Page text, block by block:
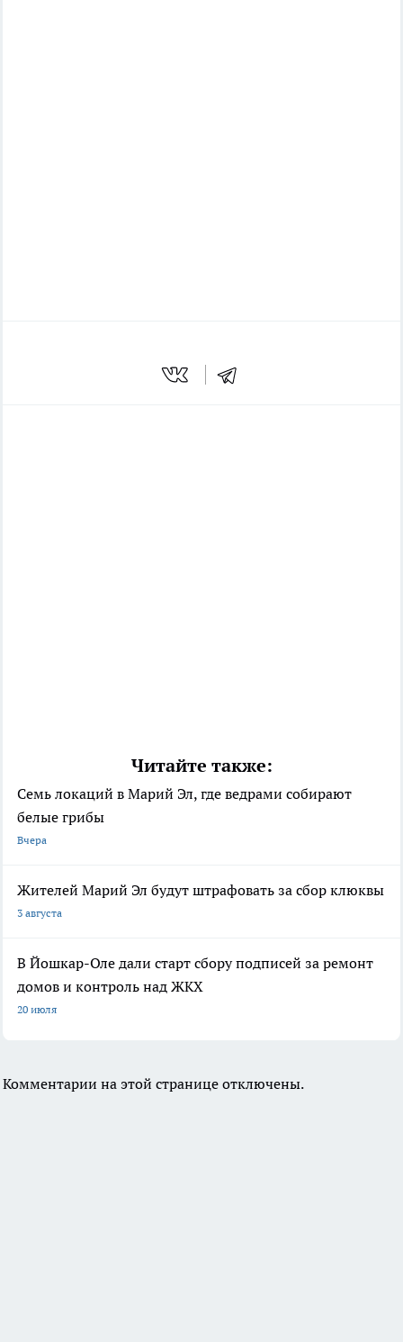
Читайте также:
Семь локаций в Марий Эл, где ведрами собирают
белые грибы
Вчера
Жителей Марий Эл будут штрафовать за сбор клюквы
3 августа
В Йошкар-Оле дали старт сбору подписей за ремонт
домов и контроль над ЖКХ
20 июля
Комментарии на этой странице отключены.